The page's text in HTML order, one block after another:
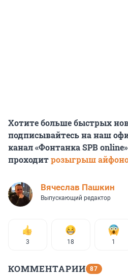
Хотите больше быстрых
подписывайтесь на наш
канал «Фонтанка SPB
проходитрозыгрыш
Вячеслав Пашкин
Выпускающий редактор
3 18 1
КОММЕНТАРИИ 87